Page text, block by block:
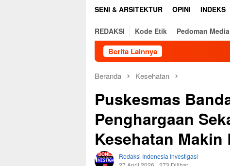
SENI & ARSITEKTUR OPINI INDEKS
REDAKSI Kode Etik Pedoman
Berita Lainnya
Beranda Kesehatan
Puskesmas
Penghargaan
Kesehatan
Redaksi Indonesia Investigasi